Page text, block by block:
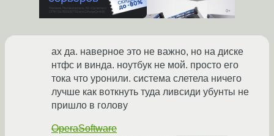
ах да. наверное это не важно, но на диске
нтфс и винда. ноутбук не мой. просто его
тока что уронили. система слетела ничего
лучше как воткнуть туда ливсиди убунты не
пришло в голову
OperaSoftware